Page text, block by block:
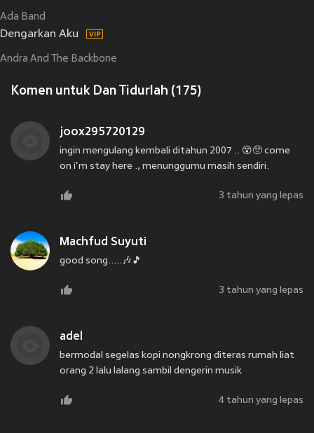
Ada Band
Dengarkan Aku
Andra And The Backbone
Komen untuk Dan Tidurlah (175)
joox295720129
ingin mengulang kembali ditahun 2007 .. 😵🥺 come
on i'm stay here ., menunggumu masih sendiri.
3 tahun yang lepas
Machfud Suyuti
good song.....🎶🎵
3 tahun yang lepas
adel
bermodal segelas kopi nongkrong diteras rumah liat
orang 2 lalu lalang sambil dengerin musik
4 tahun yang lepas